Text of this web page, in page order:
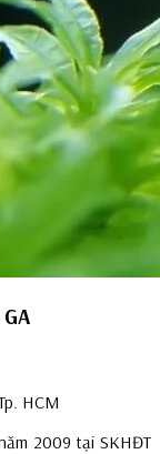
HCM
2009 tại SKHĐT